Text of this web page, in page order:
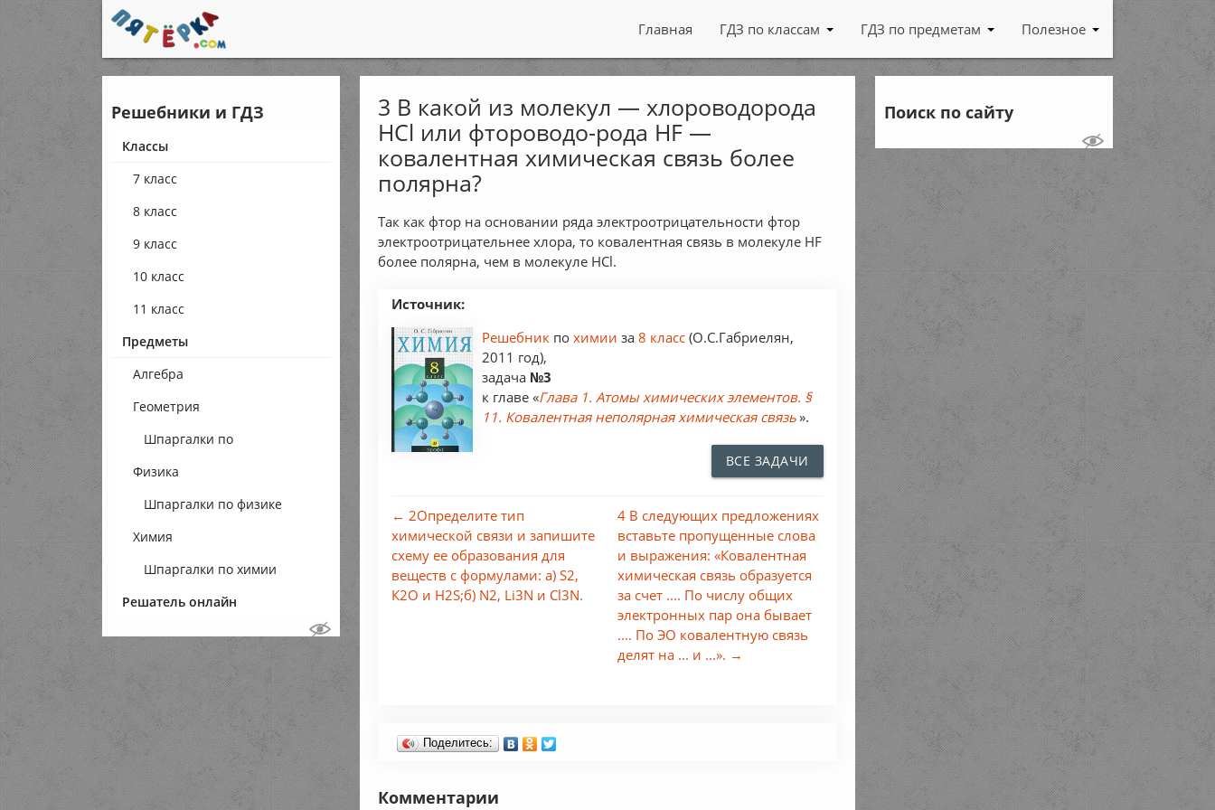
Главная ГДЗ по классам ГДЗ по предметам Полезное
Решебники и ГДЗ
Классы
7 класс
8 класс
9 класс
10 класс
11 класс
Предметы
Алгебра
Геометрия
Шпаргалки по
геометрии
Физика
Шпаргалки по физике
Химия
Шпаргалки по химии
Решатель онлайн
3 В какой из молекул — хлороводорода
HCl или фтороводо-рода HF —
ковалентная химическая связь более
полярна?
Так как фтор на основании ряда электроотрицательности фтор
электроотрицательнее хлора, то ковалентная связь в молекуле HF
более полярна, чем в молекуле HCl.
Источник:
Решебник похимииза8 класс (О.С.Габриелян,
2011 год),
задача №3
к главе «Глава 1. Атомы химических элементов. §
11. Ковалентная неполярная химическая связь».
ВСЕ ЗАДАЧИ
← 2Определите тип
химической связи и запишите
схему ее образования для
веществ с формулами: a) S2,
К2O и H2S;б) N2, Li3N и Cl3N.
4 В следующих предложениях
вставьте пропущенные слова
и выражения: «Ковалентная
химическая связь образуется
за счет .... По числу общих
электронных пар она бывает
.... По ЭО ковалентную связь
делят на ... и ...». →
Поделитесь:
Комментарии
Поиск по сайту